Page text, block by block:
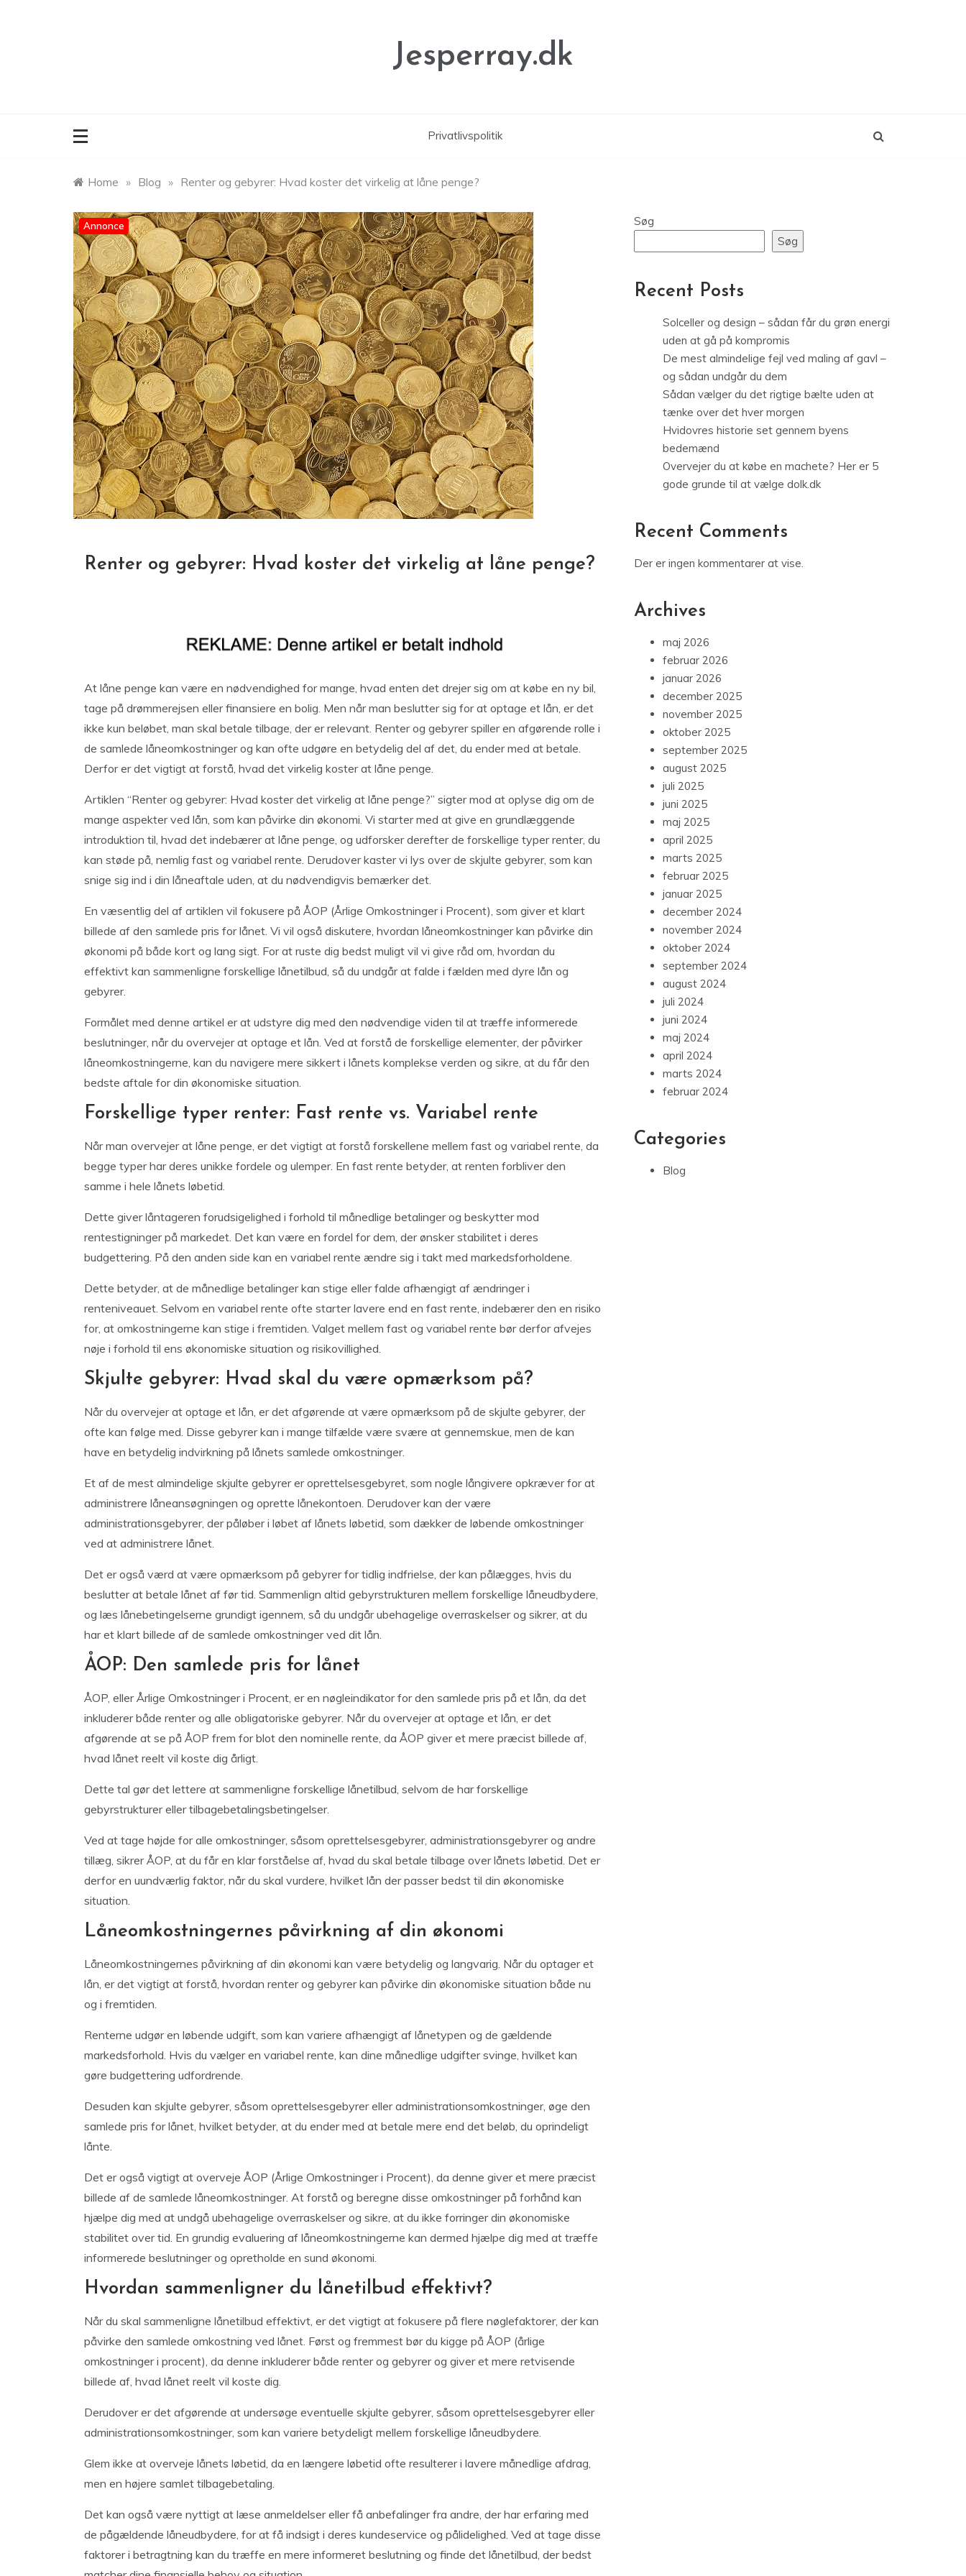
Jesperray.dk
Privatlivspolitik
Home » Blog » Renter og gebyrer: Hvad koster det virkelig at låne penge?
Annonce
Renter og gebyrer: Hvad koster det virkelig at låne penge?
At låne penge kan være en nødvendighed for mange, hvad enten det drejer sig om at købe en ny bil,
tage på drømmerejsen eller finansiere en bolig. Men når man beslutter sig for at optage et lån, er det
ikke kun beløbet, man skal betale tilbage, der er relevant. Renter og gebyrer spiller en afgørende rolle i
de samlede låneomkostninger og kan ofte udgøre en betydelig del af det, du ender med at betale.
Derfor er det vigtigt at forstå, hvad det virkelig koster at låne penge.
Artiklen “Renter og gebyrer: Hvad koster det virkelig at låne penge?” sigter mod at oplyse dig om de
mange aspekter ved lån, som kan påvirke din økonomi. Vi starter med at give en grundlæggende
introduktion til, hvad det indebærer at låne penge, og udforsker derefter de forskellige typer renter, du
kan støde på, nemlig fast og variabel rente. Derudover kaster vi lys over de skjulte gebyrer, som kan
snige sig ind i din låneaftale uden, at du nødvendigvis bemærker det.
En væsentlig del af artiklen vil fokusere på ÅOP (Årlige Omkostninger i Procent), som giver et klart
billede af den samlede pris for lånet. Vi vil også diskutere, hvordan låneomkostninger kan påvirke din
økonomi på både kort og lang sigt. For at ruste dig bedst muligt vil vi give råd om, hvordan du
effektivt kan sammenligne forskellige lånetilbud, så du undgår at falde i fælden med dyre lån og
gebyrer.
Formålet med denne artikel er at udstyre dig med den nødvendige viden til at træffe informerede
beslutninger, når du overvejer at optage et lån. Ved at forstå de forskellige elementer, der påvirker
låneomkostningerne, kan du navigere mere sikkert i lånets komplekse verden og sikre, at du får den
bedste aftale for din økonomiske situation.
Forskellige typer renter: Fast rente vs. Variabel rente
Når man overvejer at låne penge, er det vigtigt at forstå forskellene mellem fast og variabel rente, da
begge typer har deres unikke fordele og ulemper. En fast rente betyder, at renten forbliver den
samme i hele lånets løbetid.
Dette giver låntageren forudsigelighed i forhold til månedlige betalinger og beskytter mod
rentestigninger på markedet. Det kan være en fordel for dem, der ønsker stabilitet i deres
budgettering. På den anden side kan en variabel rente ændre sig i takt med markedsforholdene.
Dette betyder, at de månedlige betalinger kan stige eller falde afhængigt af ændringer i
renteniveauet. Selvom en variabel rente ofte starter lavere end en fast rente, indebærer den en risiko
for, at omkostningerne kan stige i fremtiden. Valget mellem fast og variabel rente bør derfor afvejes
nøje i forhold til ens økonomiske situation og risikovillighed.
Skjulte gebyrer: Hvad skal du være opmærksom på?
Når du overvejer at optage et lån, er det afgørende at være opmærksom på de skjulte gebyrer, der
ofte kan følge med. Disse gebyrer kan i mange tilfælde være svære at gennemskue, men de kan
have en betydelig indvirkning på lånets samlede omkostninger.
Et af de mest almindelige skjulte gebyrer er oprettelsesgebyret, som nogle långivere opkræver for at
administrere låneansøgningen og oprette lånekontoen. Derudover kan der være
administrationsgebyrer, der påløber i løbet af lånets løbetid, som dækker de løbende omkostninger
ved at administrere lånet.
Det er også værd at være opmærksom på gebyrer for tidlig indfrielse, der kan pålægges, hvis du
beslutter at betale lånet af før tid. Sammenlign altid gebyrstrukturen mellem forskellige låneudbydere,
og læs lånebetingelserne grundigt igennem, så du undgår ubehagelige overraskelser og sikrer, at du
har et klart billede af de samlede omkostninger ved dit lån.
ÅOP: Den samlede pris for lånet
ÅOP, eller Årlige Omkostninger i Procent, er en nøgleindikator for den samlede pris på et lån, da det
inkluderer både renter og alle obligatoriske gebyrer. Når du overvejer at optage et lån, er det
afgørende at se på ÅOP frem for blot den nominelle rente, da ÅOP giver et mere præcist billede af,
hvad lånet reelt vil koste dig årligt.
Dette tal gør det lettere at sammenligne forskellige lånetilbud, selvom de har forskellige
gebyrstrukturer eller tilbagebetalingsbetingelser.
Ved at tage højde for alle omkostninger, såsom oprettelsesgebyrer, administrationsgebyrer og andre
tillæg, sikrer ÅOP, at du får en klar forståelse af, hvad du skal betale tilbage over lånets løbetid. Det er
derfor en uundværlig faktor, når du skal vurdere, hvilket lån der passer bedst til din økonomiske
situation.
Låneomkostningernes påvirkning af din økonomi
Låneomkostningernes påvirkning af din økonomi kan være betydelig og langvarig. Når du optager et
lån, er det vigtigt at forstå, hvordan renter og gebyrer kan påvirke din økonomiske situation både nu
og i fremtiden.
Renterne udgør en løbende udgift, som kan variere afhængigt af lånetypen og de gældende
markedsforhold. Hvis du vælger en variabel rente, kan dine månedlige udgifter svinge, hvilket kan
gøre budgettering udfordrende.
Desuden kan skjulte gebyrer, såsom oprettelsesgebyrer eller administrationsomkostninger, øge den
samlede pris for lånet, hvilket betyder, at du ender med at betale mere end det beløb, du oprindeligt
lånte.
Det er også vigtigt at overveje ÅOP (Årlige Omkostninger i Procent), da denne giver et mere præcist
billede af de samlede låneomkostninger. At forstå og beregne disse omkostninger på forhånd kan
hjælpe dig med at undgå ubehagelige overraskelser og sikre, at du ikke forringer din økonomiske
stabilitet over tid. En grundig evaluering af låneomkostningerne kan dermed hjælpe dig med at træffe
informerede beslutninger og opretholde en sund økonomi.
Hvordan sammenligner du lånetilbud effektivt?
Når du skal sammenligne lånetilbud effektivt, er det vigtigt at fokusere på flere nøglefaktorer, der kan
påvirke den samlede omkostning ved lånet. Først og fremmest bør du kigge på ÅOP (årlige
omkostninger i procent), da denne inkluderer både renter og gebyrer og giver et mere retvisende
billede af, hvad lånet reelt vil koste dig.
Derudover er det afgørende at undersøge eventuelle skjulte gebyrer, såsom oprettelsesgebyrer eller
administrationsomkostninger, som kan variere betydeligt mellem forskellige låneudbydere.
Glem ikke at overveje lånets løbetid, da en længere løbetid ofte resulterer i lavere månedlige afdrag,
men en højere samlet tilbagebetaling.
Det kan også være nyttigt at læse anmeldelser eller få anbefalinger fra andre, der har erfaring med
de pågældende låneudbydere, for at få indsigt i deres kundeservice og pålidelighed. Ved at tage disse
faktorer i betragtning kan du træffe en mere informeret beslutning og finde det lånetilbud, der bedst
Søg
Søg
Recent Posts
Solceller og design – sådan får du grøn energi
uden at gå på kompromis
De mest almindelige fejl ved maling af gavl –
og sådan undgår du dem
Sådan vælger du det rigtige bælte uden at
tænke over det hver morgen
Hvidovres historie set gennem byens
bedemænd
Overvejer du at købe en machete? Her er 5
gode grunde til at vælge dolk.dk
Recent Comments
Der er ingen kommentarer at vise.
Archives
maj 2026
februar 2026
januar 2026
december 2025
november 2025
oktober 2025
september 2025
august 2025
juli 2025
juni 2025
maj 2025
april 2025
marts 2025
februar 2025
januar 2025
december 2024
november 2024
oktober 2024
september 2024
august 2024
juli 2024
juni 2024
maj 2024
april 2024
marts 2024
februar 2024
Categories
Blog